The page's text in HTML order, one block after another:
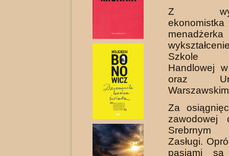
Z
Szkole
Handlowej
oraz
Za
zawodowej
Zasługi.
pasjami są